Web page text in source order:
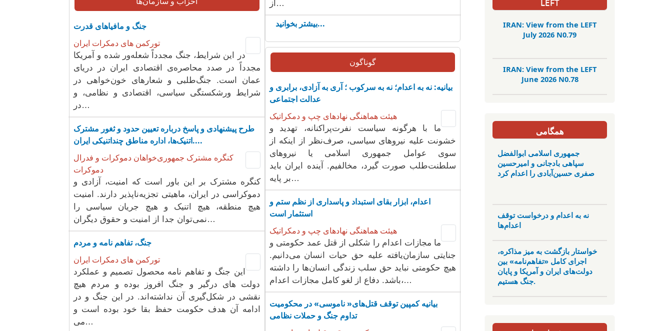
جنگ و مافیاهای قدرت
تورکمن های دمکرات ایران
در این شرایط، جنگ مجدداً شعله‌ور شده و آمریکا
مجدداً در صدد محاصره‌ی اقتصادی ایران در دریای
عمان است. جنگ‌طلبی و شعارهای خون‌خواهی در
شرایط ورشکستگی سیاسی، اقتصادی و نظامی، و
در…
طرح پیشنهادی و پاسخ درباره تعیین حدود و ثغور مشترک
اتنیک‌ها، اداره مناطق چند‌اتنیکی ایران....
کنگره مشترک جمهوری‌خواهان دموکرات و فدرال
دموکرات
کنگره مشترک بر این باور است که امنیت، آزادی و
دموکراسی در ایران، ماهیتی تجزیه‌ناپذیر دارند. امنیت
هیچ منطقه، هیچ اتنیک و هیچ جریان سیاسی را
نمی‌توان جدا از امنیت و حقوق دیگران…
جنگ، تفاهم نامه و مردم
تورکمن های دمکرات ایران
این جنگ و تفاهم نامه محصول تصمیم و عملکرد
دولت های درگیر و جنگ افروز بوده و مردم هیچ
نقشی در شکل‌گیری آن نداشته‌اند. در این جنگ و در
ادامه آن هدف حکومت حفظ بقا خود بوده است و
می‌…
از…
بیشتر بخوانید...
گوناگون
بیانیه: نه به اعدام؛ نه به سرکوب ؛ آری به آزادی، برابری و
عدالت اجتماعی
هیئت هماهنگی نهادهای چپ و دمکراتیک
ما با هرگونه سیاست نفرت‌پراکنانه، تهدید و
خشونت علیه نیروهای سیاسی، صرف‌نظر از اینکه از
سوی عوامل جمهوری اسلامی یا نیروهای
سلطنت‌طلب صورت گیرد، مخالفیم. آینده ایران باید
بر پایه…
اعدام، ابزار بقای استبداد و پاسداری از نظم ستم و
استثمار است
هیئت هماهنگی نهادهای چپ و دمکراتیک
ما مجازات اعدام را شکلی از قتل عمد حکومتی و
جنایتی سازمان‌یافته علیه حق حیات انسان می‌دانیم.
هیچ حکومتی نباید حق سلب زندگی انسان‌ها را داشته
باشد. دفاع از لغو کامل مجازات اعدام،…
بیانیه کمپین توقف قتل‌های« ناموسی» در محکومیت
تداوم جنگ و حملات نظامی
IRAN: View from the LEFT
July 2026 N0.79
IRAN: View from the LEFT
June 2026 N0.78
همگامی
جمهوری اسلامی ابوالفضل
سپاهی بادجانی و امیرحسین
صفری حسین‌آبادی را اعدام کرد
نه به اعدام و درخواست توقف
اعدام‌ها
خواستار بازگشت به میز مذاکره،
اجرای کامل «تفاهم‌نامه» بین
دولت‌های ایران و آمریکا و پایان
جنگ هستیم.